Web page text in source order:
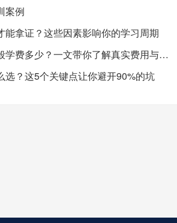
案例
能拿证？这些因素影响你的学习周期
无人机培训班一般学费多少？一文带你了解真实费用与选择技巧
选？这5个关键点让你避开90%的坑